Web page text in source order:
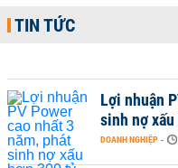
TIN TỨC
Lợi nhuận
sinh nợ
DOANH NGHIỆP -